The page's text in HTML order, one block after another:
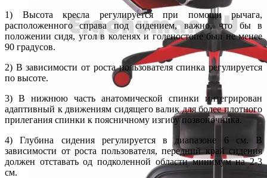
1) Высота кресла регулируется при помощи рычага,
расположенного справа под сидением, важно, что бы в
положении сидя, угол в коленях и голеностопе был не менее
90 градусов.
2) В зависимости от роста пользователя спинка регулируется
по высоте.
3) В нижнюю часть анатомической спинки интегрирован
адаптивный к движениям сидящего валик для более плотного
прилегания спинки к поясничному изгибу позвоночника.
4) Глубина сидения регулируется в диапазоне 6 см. В
зависимости от роста пользователя, передний край сидения
должен отставать од подколенной области минимум на 2-3
см.